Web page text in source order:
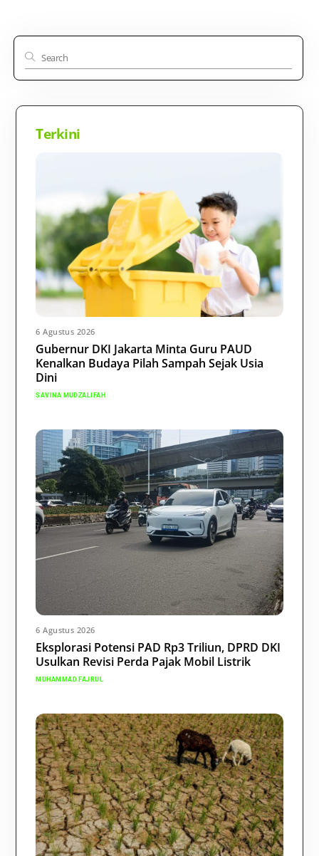
Terkini
6 Agustus 2026
Gubernur DKI Jakarta Minta Guru PAUD
Kenalkan Budaya Pilah Sampah Sejak Usia
Dini
SAVINA MUDZALIFAH
6 Agustus 2026
Eksplorasi Potensi PAD Rp3 Triliun, DPRD DKI
Usulkan Revisi Perda Pajak Mobil Listrik
MUHAMMAD FAJRUL